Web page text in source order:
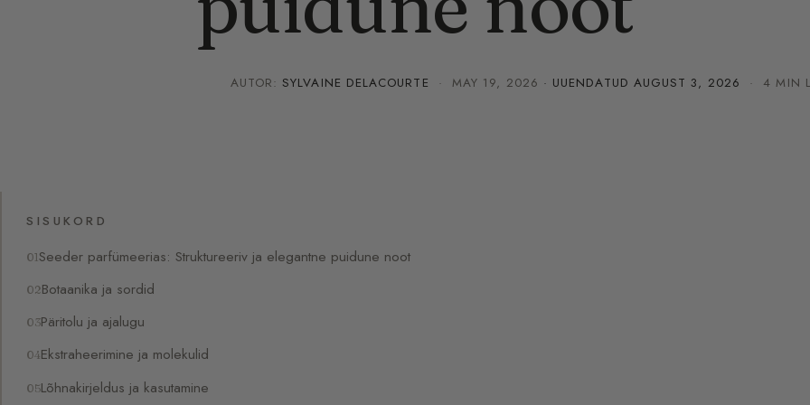
AUTOR: SYLVAINE DELACOURTE · MAY 19, 2026 · UUENDATUD AUGUST 3, 2026 · 4 MIN
SISUKORD
Seeder parfümeerias: Struktureeriv ja elegantne puidune noot
Botaanika ja sordid
Päritolu ja ajalugu
Ekstraheerimine ja molekulid
Lõhnakirjeldus ja kasutamine